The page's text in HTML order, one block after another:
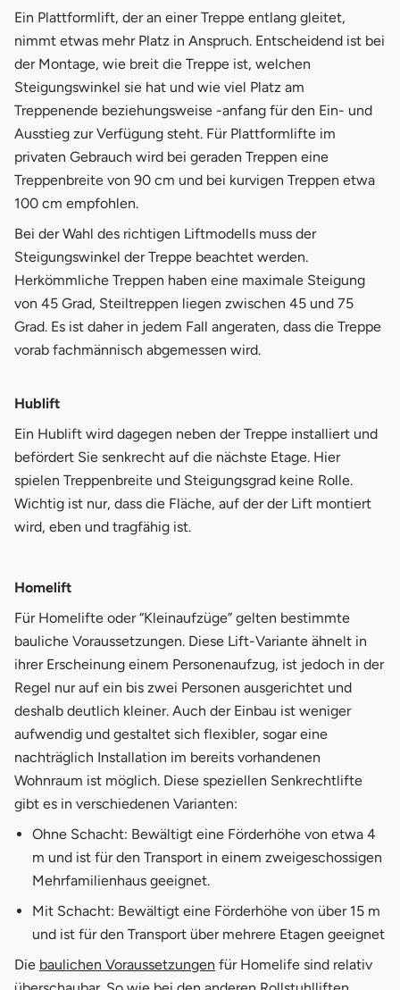
Ein Plattformlift, der an einer Treppe entlang gleitet,
nimmt etwas mehr Platz in Anspruch. Entscheidend ist bei
der Montage, wie breit die Treppe ist, welchen
Steigungswinkel sie hat und wie viel Platz am
Treppenende beziehungsweise -anfang für den Ein- und
Ausstieg zur Verfügung steht. Für Plattformlifte im
privaten Gebrauch wird bei geraden Treppen eine
Treppenbreite von 90 cm und bei kurvigen Treppen etwa
100 cm empfohlen.
Bei der Wahl des richtigen Liftmodells muss der
Steigungswinkel der Treppe beachtet werden.
Herkömmliche Treppen haben eine maximale Steigung
von 45 Grad, Steiltreppen liegen zwischen 45 und 75
Grad. Es ist daher in jedem Fall angeraten, dass die Treppe
vorab fachmännisch abgemessen wird.
Hublift
Ein Hublift wird dagegen neben der Treppe installiert und
befördert Sie senkrecht auf die nächste Etage. Hier
spielen Treppenbreite und Steigungsgrad keine Rolle.
Wichtig ist nur, dass die Fläche, auf der der Lift montiert
wird, eben und tragfähig ist.
Homelift
Für Homelifte oder “Kleinaufzüge” gelten bestimmte
bauliche Voraussetzungen. Diese Lift-Variante ähnelt in
ihrer Erscheinung einem Personenaufzug, ist jedoch in der
Regel nur auf ein bis zwei Personen ausgerichtet und
deshalb deutlich kleiner. Auch der Einbau ist weniger
aufwendig und gestaltet sich flexibler, sogar eine
nachträglich Installation im bereits vorhandenen
Wohnraum ist möglich. Diese speziellen Senkrechtlifte
gibt es in verschiedenen Varianten:
Ohne Schacht: Bewältigt eine Förderhöhe von etwa 4
m und ist für den Transport in einem zweigeschossigen
Mehrfamilienhaus geeignet.
Mit Schacht: Bewältigt eine Förderhöhe von über 15 m
und ist für den Transport über mehrere Etagen geeignet
Die baulichen Voraussetzungen öffnet in neuem Fenster
für Homelife sind relativ